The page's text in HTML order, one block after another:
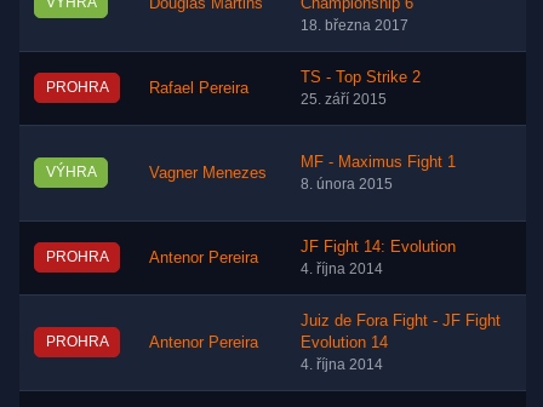
Douglas Martins
Championship 6
18. března 2017
PROHRA Rafael Pereira
TS - Top Strike 2
25. září 2015
VÝHRA Vagner Menezes
MF - Maximus Fight 1
8. února 2015
PROHRA Antenor Pereira
JF Fight 14: Evolution
4. října 2014
PROHRA Antenor Pereira
Juiz de Fora Fight - JF Fight
Evolution 14
4. října 2014